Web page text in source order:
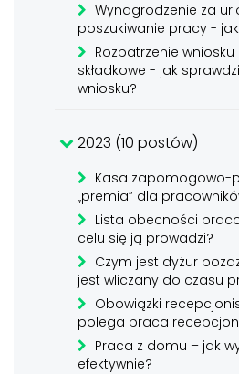
Wynagrodzenie za
poszukiwanie pracy -
Rozpatrzenie
składkowe - jak
wniosku?
2023 (10 postów)
Kasa zapomogowo-
„premia” dla
Lista obecności
celu się ją prowadzi?
Czym jest dyżur
jest wliczany do czasu
Obowiązki
polega praca
Praca z domu – jak
efektywnie?